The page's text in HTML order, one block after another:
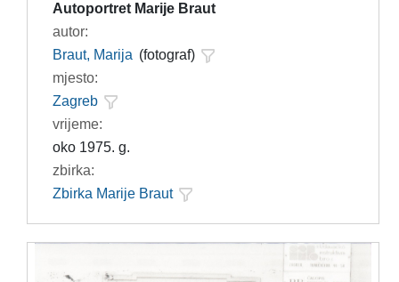
Autoportret Marije Braut
autor:
Braut, Marija (fotograf)
mjesto:
Zagreb
vrijeme:
oko 1975. g.
zbirka:
Zbirka Marije Braut